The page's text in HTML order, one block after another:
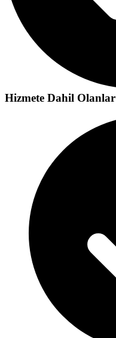
Hizmete Dahil Olanlar